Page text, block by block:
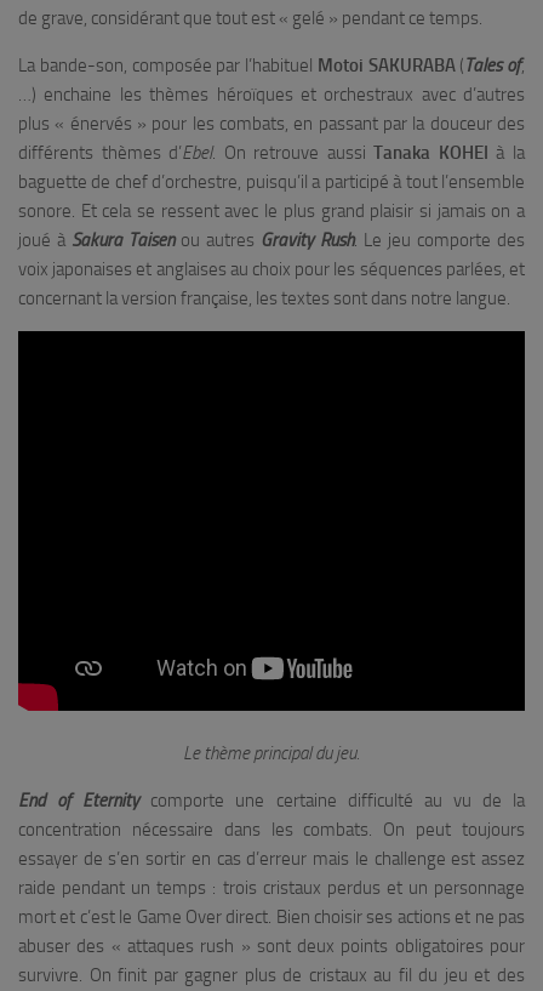
de grave, considérant que tout est « gelé » pendant ce temps.
La bande-son, composée par l’habituel Motoi SAKURABA (Tales of,
…) enchaine les thèmes héroïques et orchestraux avec d’autres
plus « énervés » pour les combats, en passant par la douceur des
différents thèmes d’Ebel. On retrouve aussiTanaka KOHEI à la
baguette de chef d’orchestre, puisqu’il a participé à tout l’ensemble
sonore. Et cela se ressent avec le plus grand plaisir si jamais on a
joué à Sakura Taisenou autres Gravity Rush. Le jeu comporte des
voix japonaises et anglaises au choix pour les séquences parlées, et
concernant la version française, les textes sont dans notre langue.
Le thème principal du jeu.
End of Eternitycomporte une certaine difficulté au vu de la
concentration nécessaire dans les combats. On peut toujours
essayer de s’en sortir en cas d’erreur mais le challenge est assez
raide pendant un temps : trois cristaux perdus et un personnage
mort et c’est le Game Over direct. Bien choisir ses actions et ne pas
abuser des « attaques rush » sont deux points obligatoires pour
survivre. On finit par gagner plus de cristaux au fil du jeu et des